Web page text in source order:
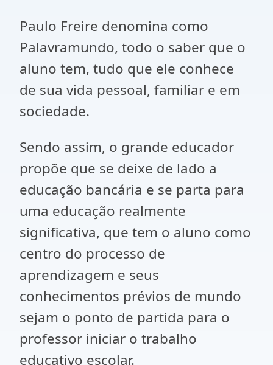
Paulo Freire denomina como
Palavramundo, todo o saber que o
aluno tem, tudo que ele conhece
de sua vida pessoal, familiar e em
sociedade.
Sendo assim, o grande educador
propõe que se deixe de lado a
educação bancária e se parta para
uma educação realmente
significativa, que tem o aluno como
centro do processo de
aprendizagem e seus
conhecimentos prévios de mundo
sejam o ponto de partida para o
professor iniciar o trabalho
educativo escolar.